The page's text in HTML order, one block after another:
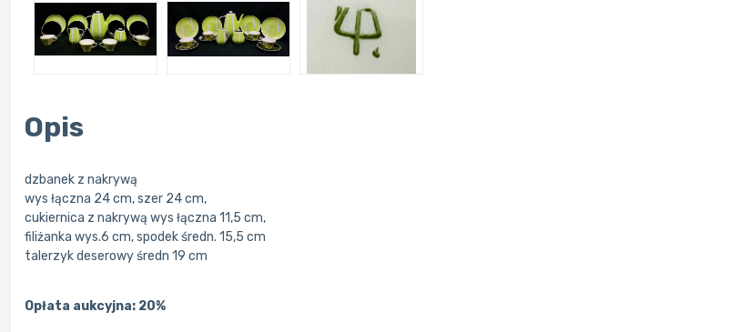
Opis
dzbanek z nakrywą
wys łączna 24 cm, szer 24 cm,
cukiernica z nakrywą wys łączna 11,5 cm,
filiżanka wys.6 cm, spodek średn. 15,5 cm
talerzyk deserowy średn 19 cm
Opłata aukcyjna: 20%